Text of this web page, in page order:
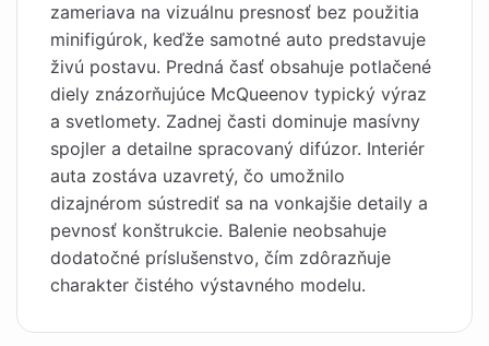
zameriava na vizuálnu presnosť bez použitia
minifigúrok, keďže samotné auto predstavuje
živú postavu. Predná časť obsahuje potlačené
diely znázorňujúce McQueenov typický výraz
a svetlomety. Zadnej časti dominuje masívny
spojler a detailne spracovaný difúzor. Interiér
auta zostáva uzavretý, čo umožnilo
dizajnérom sústrediť sa na vonkajšie detaily a
pevnosť konštrukcie. Balenie neobsahuje
dodatočné príslušenstvo, čím zdôrazňuje
charakter čistého výstavného modelu.